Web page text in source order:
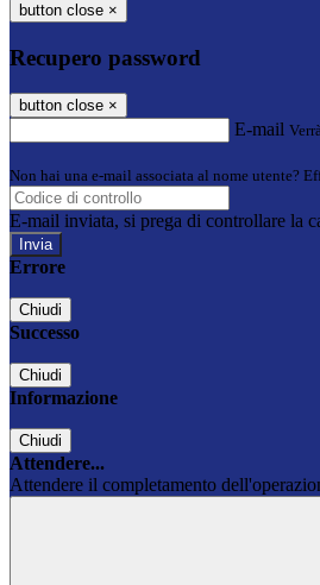
button close ×
Recupero password
button close ×
E-mail
Non hai una e-mail associata al nome utente?
E-mail inviata, si prega di controllare la
Errore
Chiudi
Successo
Chiudi
Informazione
Chiudi
Attendere...
Attendere il completamento